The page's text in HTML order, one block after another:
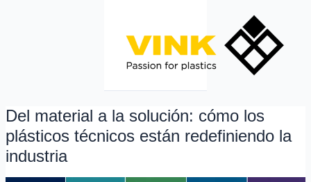
Del material a la solución: cómo los
plásticos técnicos están redefiniendo la
industria
Del
material
a
la
solución: